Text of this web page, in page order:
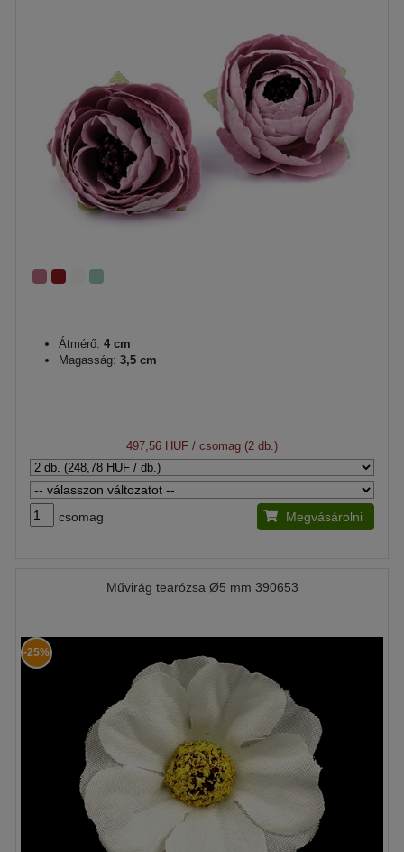
Átmérő: 4 cm
Magasság: 3,5 cm
497,56 HUF / csomag (2 db.)
csomag Megvásárolni
Művirág tearózsa Ø5 mm 390653
-25%